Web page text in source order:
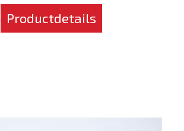
Productdetails